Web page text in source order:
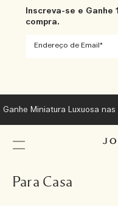
Inscreva-se e Ganhe
compra.
Ganhe Miniatura Luxuosa
Para Casa